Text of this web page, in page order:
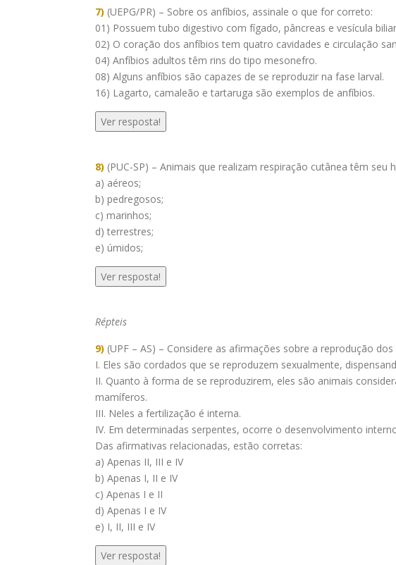
7) (UEPG/PR) – Sobre os anfíbios, assinale o que for correto:
01) Possuem tubo digestivo com fígado, pâncreas e vesícula
02) O coração dos anfíbios tem quatro cavidades e circulação
04) Anfíbios adultos têm rins do tipo mesonefro.
08) Alguns anfíbios são capazes de se reproduzir na fase larval.
16) Lagarto, camaleão e tartaruga são exemplos de anfíbios.
Ver resposta!
8) (PUC-SP) – Animais que realizam respiração cutânea têm seu
a) aéreos;
b) pedregosos;
c) marinhos;
d) terrestres;
e) úmidos;
Ver resposta!
Répteis
9) (UPF – AS) – Considere as afirmações sobre a reprodução dos
I. Eles são cordados que se reproduzem sexualmente,
II. Quanto à forma de se reproduzirem, eles são animais
mamíferos.
III. Neles a fertilização é interna.
IV. Em determinadas serpentes, ocorre o desenvolvimento
Das afirmativas relacionadas, estão corretas:
a) Apenas II, III e IV
b) Apenas I, II e IV
c) Apenas I e II
d) Apenas I e IV
e) I, II, III e IV
Ver resposta!